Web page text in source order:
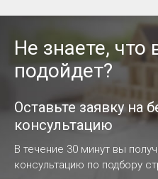
Не знаете,
подойдет?
Оставьте заявку на
консультацию
В течение 30 минут вы
консультацию по подбору